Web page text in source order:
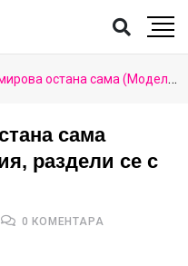
(Моделката в депресия, раздели се с поредното си гадже)
сама
раздели се с
0 КОМЕНТАРА